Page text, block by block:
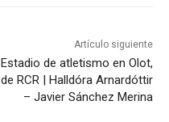
Artículo siguiente
Estadio de atletismo en Olot,
de RCR | Halldóra Arnardóttir
– Javier Sánchez Merina